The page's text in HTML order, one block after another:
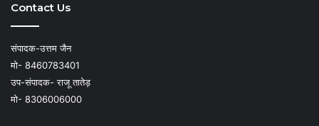
Contact Us
संपादक-उत्तम जैन
मो- 8460783401
उप-संपादक- राजू तातेड़
मो- 8306006000